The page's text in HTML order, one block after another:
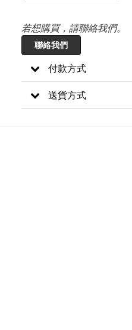
若想購買，請聯絡我們。
聯絡我們
付款方式
送貨方式